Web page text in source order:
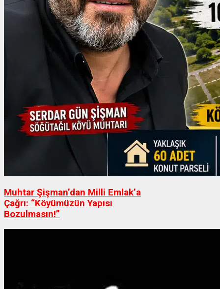
Muhtar Şişman’dan Milli Emlak’a
Çağrı: “Köyümüzün Yapısı
Bozulmasın!”